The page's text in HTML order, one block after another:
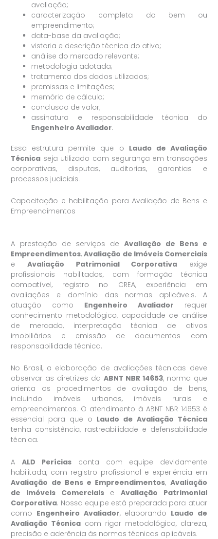
avaliação;
caracterização completa do bem ou
empreendimento;
data-base da avaliação;
vistoria e descrição técnica do ativo;
análise do mercado relevante;
metodologia adotada;
tratamento dos dados utilizados;
premissas e limitações;
memória de cálculo;
conclusão de valor;
assinatura e responsabilidade técnica do
Engenheiro Avaliador.
Essa estrutura permite que o Laudo de Avaliação
Técnica seja utilizado com segurança em transações
corporativas, disputas, auditorias, garantias e
processos judiciais.
Capacitação e habilitação para Avaliação de Bens e
Empreendimentos
A prestação de serviços de Avaliação de Bens e
Empreendimentos,Avaliação de Imóveis Comerciais
e Avaliação Patrimonial Corporativa exige
profissionais habilitados, com formação técnica
compatível, registro no CREA, experiência em
avaliações e domínio das normas aplicáveis. A
atuação como Engenheiro Avaliador requer
conhecimento metodológico, capacidade de análise
de mercado, interpretação técnica de ativos
imobiliários e emissão de documentos com
responsabilidade técnica.
No Brasil, a elaboração de avaliações técnicas deve
observar as diretrizes da ABNT NBR 14653, norma que
orienta os procedimentos de avaliação de bens,
incluindo imóveis urbanos, imóveis rurais e
empreendimentos. O atendimento à ABNT NBR 14653 é
essencial para que o Laudo de Avaliação Técnica
tenha consistência, rastreabilidade e defensabilidade
técnica.
A ALD Perícias conta com equipe devidamente
habilitada, com registro profissional e experiência em
Avaliação de Bens e Empreendimentos, Avaliação
de Imóveis Comerciaise Avaliação Patrimonial
Corporativa. Nossa equipe está preparada para atuar
como Engenheiro Avaliador, elaborando Laudo de
Avaliação Técnica com rigor metodológico, clareza,
precisão e aderência às normas técnicas aplicáveis.